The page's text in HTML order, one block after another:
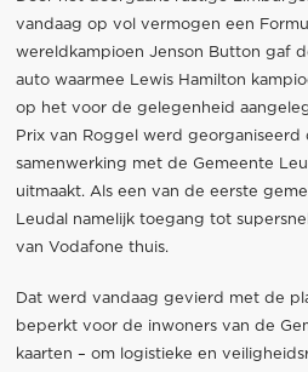
vandaag op vol vermogen een
wereldkampioen Jenson Button gaf
auto waarmee Lewis Hamilton
op het voor de gelegenheid
Prix van Roggel werd georganiseerd
samenwerking met de Gemeente
uitmaakt. Als een van de eerste
Leudal namelijk toegang tot
van Vodafone thuis.
Dat werd vandaag gevierd met de
beperkt voor de inwoners van de
kaarten – om logistieke en